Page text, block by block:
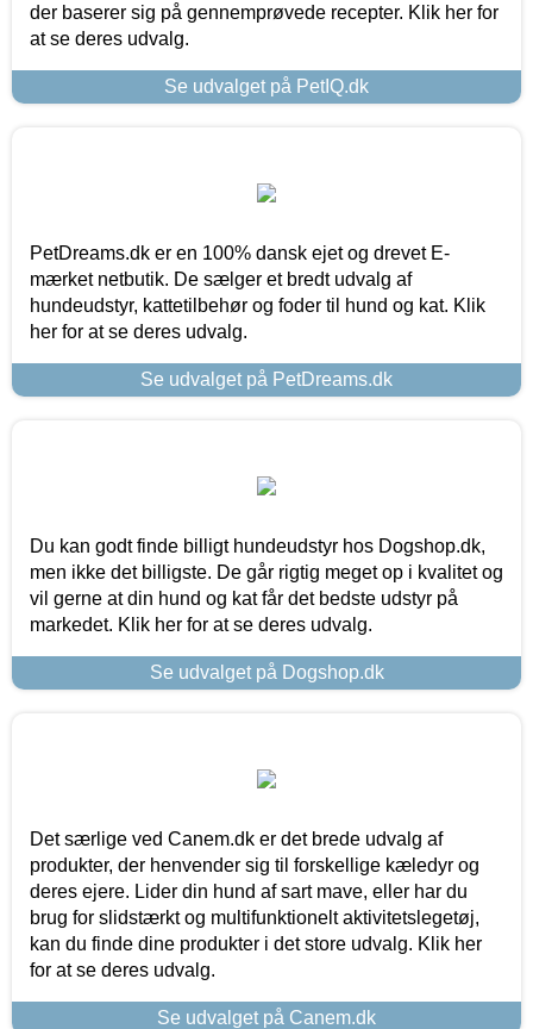
der baserer sig på gennemprøvede recepter. Klik her for
at se deres udvalg.
Se udvalget på PetIQ.dk
PetDreams.dk er en 100% dansk ejet og drevet E-
mærket netbutik. De sælger et bredt udvalg af
hundeudstyr, kattetilbehør og foder til hund og kat. Klik
her for at se deres udvalg.
Se udvalget på PetDreams.dk
Du kan godt finde billigt hundeudstyr hos Dogshop.dk,
men ikke det billigste. De går rigtig meget op i kvalitet og
vil gerne at din hund og kat får det bedste udstyr på
markedet. Klik her for at se deres udvalg.
Se udvalget på Dogshop.dk
Det særlige ved Canem.dk er det brede udvalg af
produkter, der henvender sig til forskellige kæledyr og
deres ejere. Lider din hund af sart mave, eller har du
brug for slidstærkt og multifunktionelt aktivitetslegetøj,
kan du finde dine produkter i det store udvalg. Klik her
for at se deres udvalg.
Se udvalget på Canem.dk